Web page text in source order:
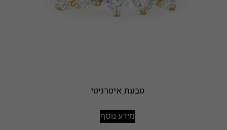
טבעת איטרניטי
מידע נוסף